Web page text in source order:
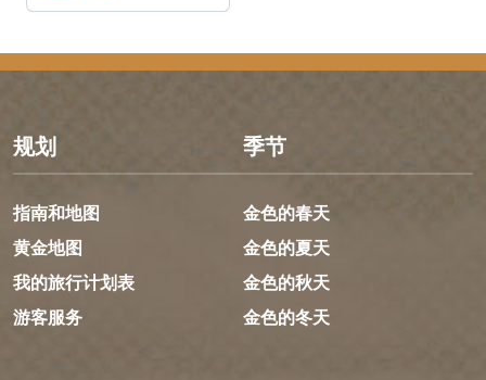
页脚菜单
规划
指南和地图
黄金地图
我的旅行计划表
游客服务
季节
金色的春天
金色的夏天
金色的秋天
金色的冬天